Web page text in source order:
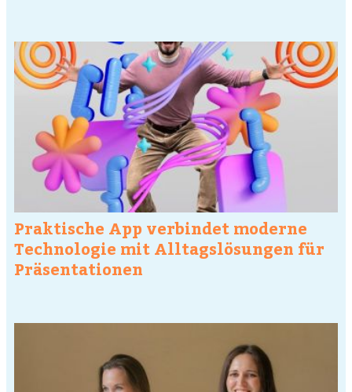
Praktische App verbindet moderne
Technologie mit Alltagslösungen für
Präsentationen